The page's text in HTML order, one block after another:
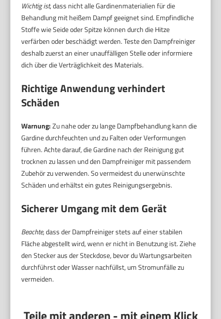
Wichtig ist, dass nicht alle Gardinenmaterialien für die
Behandlung mit heißem Dampf geeignet sind. Empfindliche
Stoffe wie Seide oder Spitze können durch die Hitze
verfärben oder beschädigt werden. Teste den Dampfreiniger
deshalb zuerst an einer unauffälligen Stelle oder informiere
dich über die Verträglichkeit des Materials.
Richtige Anwendung verhindert
Schäden
Warnung:Zu nahe oder zu lange Dampfbehandlung kann die
Gardine durchfeuchten und zu Falten oder Verformungen
führen. Achte darauf, die Gardine nach der Reinigung gut
trocknen zu lassen und den Dampfreiniger mit passendem
Zubehör zu verwenden. So vermeidest du unerwünschte
Schäden und erhältst ein gutes Reinigungsergebnis.
Sicherer Umgang mit dem Gerät
Beachte, dass der Dampfreiniger stets auf einer stabilen
Fläche abgestellt wird, wenn er nicht in Benutzung ist. Ziehe
den Stecker aus der Steckdose, bevor du Wartungsarbeiten
durchführst oder Wasser nachfüllst, um Stromunfälle zu
vermeiden.